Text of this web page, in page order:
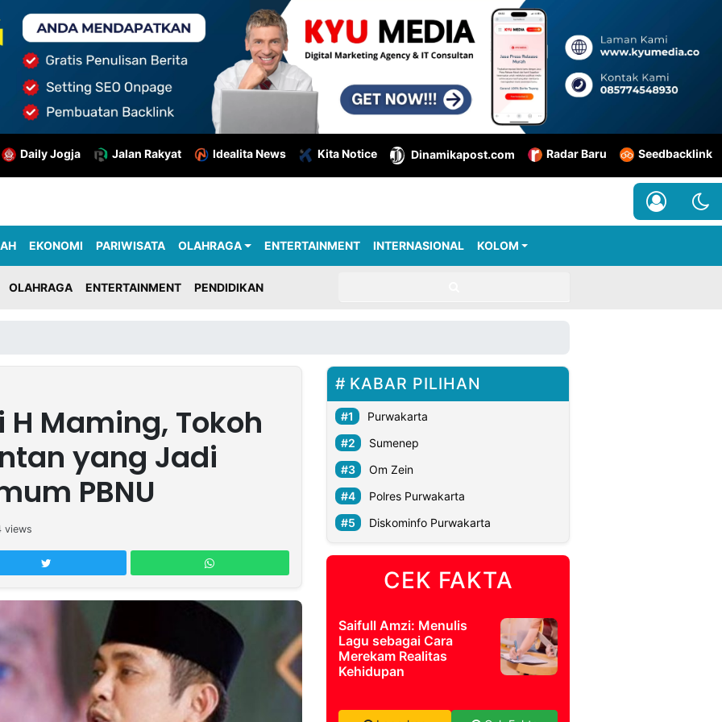
Daily Jogja Jalan Rakyat Idealita News Kita Notice Dinamikapost.com Radar Baru Seedbacklink
EKONOMI PARIWISATA OLAHRAGA ENTERTAINMENT INTERNASIONAL KOLOM
OLAHRAGA ENTERTAINMENT PENDIDIKAN
Maming, Tokoh
yang Jadi
PBNU
views
KABAR PILIHAN
Purwakarta
Sumenep
Om Zein
Polres Purwakarta
Diskominfo Purwakarta
CEK FAKTA
Saifull Amzi: Menulis
Lagu sebagai Cara
Merekam Realitas
Kehidupan